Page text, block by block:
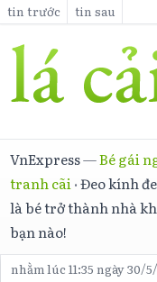
tin trước tin sau
VnExpress—Bé gái
tranh cãi ·Đeo kính
là bé trở thành nhà
bạn nào!
nhằm lúc 11:35 ngày 30/